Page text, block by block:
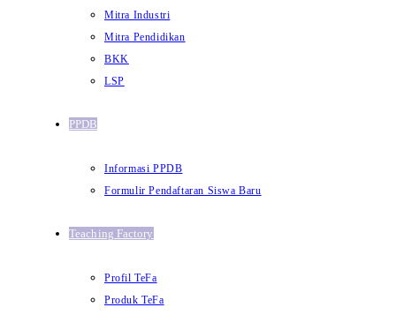
Mitra Industri
Mitra Pendidikan
BKK
LSP
PPDB
Informasi PPDB
Formulir Pendaftaran Siswa Baru
Teaching Factory
Profil TeFa
Produk TeFa